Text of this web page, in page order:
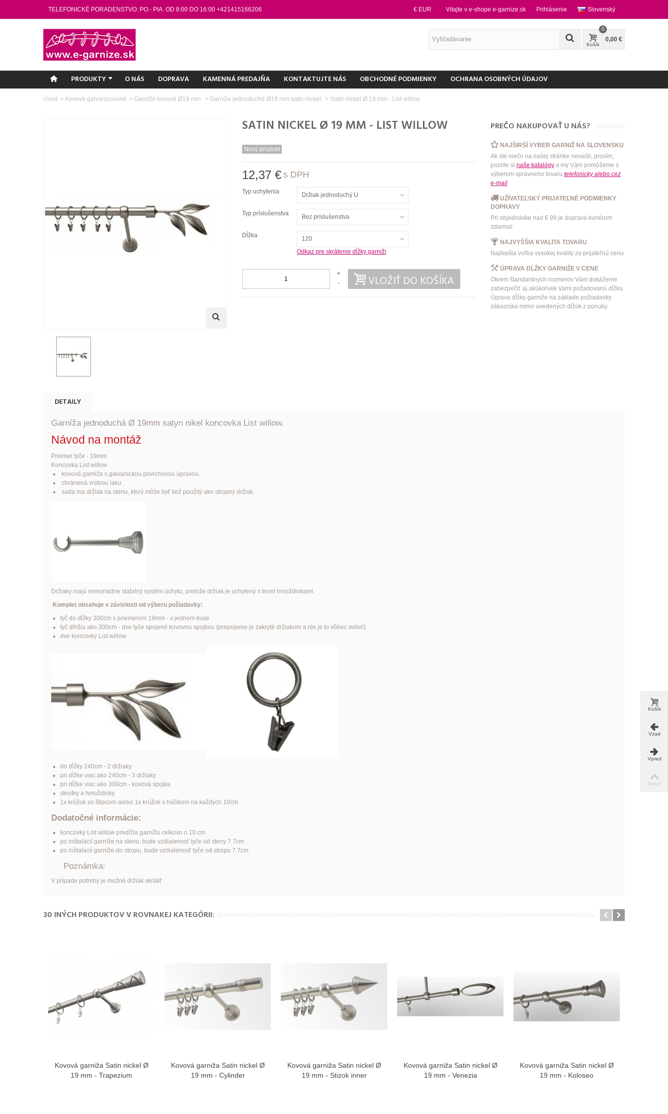
TELEFONICKÉ PORADENSTVO: PO.- PIA. OD 8:00 DO 16:00 +421415166206 Slovenský
Vitajte v e-shope e-garnize.sk Prihlásenie
€ EUR
Košík
0
0,00 €
PRODUKTY O NÁS DOPRAVA KAMENNÁ PREDAJŇA KONTAKTUJTE NÁS OBCHODNÉ PODMIENKY OCHRANA OSOBNÝCH ÚDAJOV
Úvod > Kovové galvanizované > Garniže kovové Ø19 mm > Garníže jednoduché Ø19 mm satin nickel > Satin nickel Ø 19 mm - List willow
SATIN NICKEL Ø 19 MM - LIST WILLOW
Nový produkt
12,37 € s DPH
Typ uchytenia Držiak jednoduchý U
Typ príslušenstva Bez príslušenstva
Dĺžka
120
Odkaz pre skrátenie dĺžky garniži
-
+ VLOŽIŤ DO KOŠÍKA
PREČO NAKUPOVAŤ U NÁS?
NAJŠIRŠÍ VYBER GARNIŽ NA SLOVENSKU
Ak ste niečo na našej stránke nenašli, prosím,
pozrite si naše katalógya my Vám pomôžeme s
výberom správneho tovaru telefonicky alebo cez
e-mail
UŽÍVATEĽSKÝ PRIJATEĽNÉ PODMIENKY
DOPRAVY
Pri objednávke nad € 99 je doprava kuriérom
zdarma!
NAJVYŠŠIA KVALITA TOVARU
Najlepšia voľba vysokej kvality za prijateľnú cenu
ÚPRAVA DĹŽKY GARNIŽE V CENE
Okrem štandardných rozmerov Vám dokážeme
zabezpečiť aj akúkoľvek Vami požadovanú dĺžku.
Úprava dĺžky garniže na základe požiadavky
zákazníka mimo uvedených dĺžok z ponuky.
DETAILY
Garníža jednoduchá Ø 19mm satyn nikel koncovka List willow.
Návod na montáž
Priemer tyče - 19mm
Koncovka List willow
kovová garniža s galvanickou povrchovou úpravou.
chránená vrstvou laku.
sada ma držiak na stenu, ktorý môže byť tiež použitý ako stropný držiak.
Držiaky majú mimoriadne stabilný systém úchytu, pretože držiak je uchytený s tromi hmoždinkami.
Komplet obsahuje v závislosti od výberu požiadavky:
tyč do dĺžky 300cm s priemerom 19mm - v jednom kuse
tyč dlhšia ako 300cm - dve tyče spojené kovovou spojkou (prepojenie je zakryté držiakom a nie je to vôbec vidieť)
dve koncovky List willow
do dĺžky 240cm - 2 držiaky
pri dĺžke viac ako 240cm - 3 držiaky
pri dĺžke viac ako 300cm - kovová spojka
skrutky a hmoždinky
1x krúžok so štipcom alebo 1x krúžok s háčikom na každých 10cm
Dodatočné informácie:
koncovky List willowpredĺžia garnížu celkovo o 10 cm
po inštalácií garníže na stenu, bude vzdialenosť tyče od steny 7.7cm
po inštalácií garníže do stropu, bude vzdialenosť tyče od stropu 7.7cm
Poznámka:
V prípade potreby je možné držiak skrátiť
30 INÝCH PRODUKTOV V ROVNAKEJ KATEGÓRII:
Zobraziť viac
Kovová garniža Satin nickel Ø
19 mm - Trapezium
Zobraziť viac
Kovová garniža Satin nickel Ø
19 mm - Cylinder
Zobraziť viac
Kovová garniža Satin nickel Ø
19 mm - Stizok inner
Zobraziť viac
Kovová garniža Satin nickel Ø
19 mm - Venezia
Zobraziť viac
Kovová garniža Satin nickel Ø
19 mm - Koloseo
Košík
Vzad
Vpred
Nahor